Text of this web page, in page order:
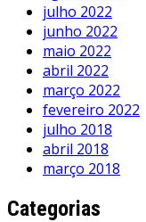
julho 2022
junho 2022
maio 2022
abril 2022
março 2022
fevereiro 2022
julho 2018
abril 2018
março 2018
Categorias